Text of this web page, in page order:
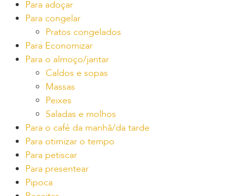
Para adoçar
Para congelar
Pratos congelados
Para Economizar
Para o almoço/jantar
Caldos e sopas
Massas
Peixes
Saladas e molhos
Para o café da manhã/da tarde
Para otimizar o tempo
Para petiscar
Para presentear
Pipoca